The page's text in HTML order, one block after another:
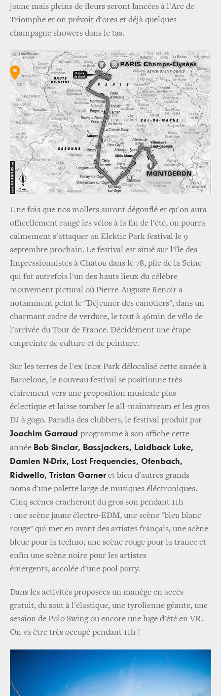
jaune mais pleins de fleurs seront lancées à l'Arc de
Triomphe et on prévoit d'ores et déjà quelques
champagne showers dans le tas.
Une fois que nos mollets auront dégonflé et qu'on aura
officellement rangé les vélos à la fin de l'été, on pourra
calmement s'attaquer au Elektic Park festival le 9
septembre prochain. Le festival est situé sur l’île des
Impressionnistes à Chatou dans le 78, pile de la Seine
qui fut autrefois l'un des hauts lieux du célèbre
mouvement pictural où Pierre-Auguste Renoir a
notamment peint le "Déjeuner des canotiers", dans un
charmant cadre de verdure, le tout à 46min de vélo de
l'arrivée du Tour de France. Décidément une étape
empreinte de culture et de peinture.
Sur les terres de l'ex Inox Park délocalisé cette année à
Barcelone, le nouveau festival se positionne très
clairement vers une proposition musicale plus
éclectique et laisse tomber le all-mainstream et les gros
DJ à gogo. Paradis des clubbers, le festival produit par
Joachim Garraud programme à son affiche cette
année Bob Sinclar, Bassjackers, Laidback Luke,
Damien N-Drix, Lost Frequencies, Ofenbach,
Ridwello, Tristan Garner et bien d'autres grands
noms d'une palette large de musiques éléctroniques.
Cinq scènes cracheront du gros son pendant 11h
: une scène jaune électro-EDM, une scène "bleu blanc
rouge" qui met en avant des artistes français, une scène
bleue pour la techno, une scène rouge pour la trance et
enfin une scène noire pour les artistes
émergents, accolée d’une pool party.
Dans les activités proposées un manège en accès
gratuit, du saut à l'élastique, une tyrolienne géante, une
session de Polo Swing ou encore une luge d'été en VR.
On va être très occupé pendant 11h !